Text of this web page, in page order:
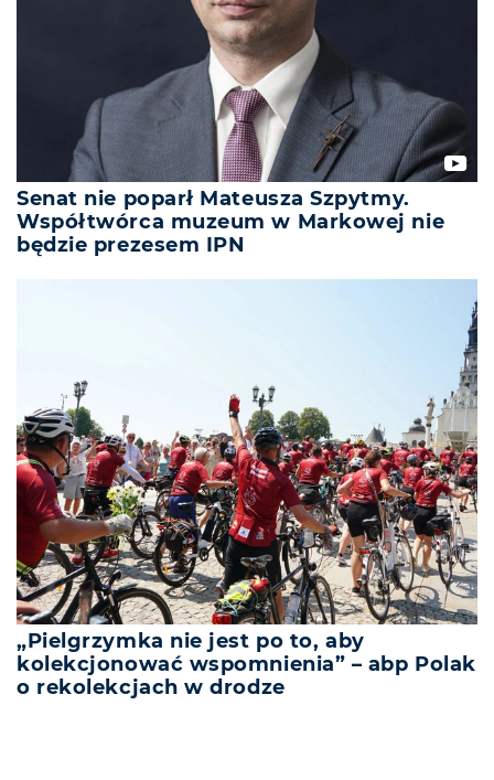
Senat nie poparł Mateusza Szpytmy.
Współtwórca muzeum w Markowej nie
będzie prezesem IPN
„Pielgrzymka nie jest po to, aby
kolekcjonować wspomnienia” – abp Polak
o rekolekcjach w drodze